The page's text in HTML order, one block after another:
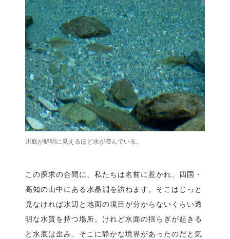
川底が鮮明に見えるほど水が澄んでいる。
この探求の合間に、私たちは名前に惹かれ、四国・
高知の山中にある水晶淵を訪ねます。そこはじっと
見なければ水辺と地面の境目が分からないくらい透
明な水質を持つ場所。けれど水面の揺らぎが起きる
と水底は歪み、そこに静かな境界があったのだと気